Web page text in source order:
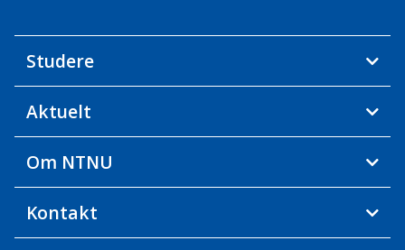
Studere
Aktuelt
Om NTNU
Kontakt